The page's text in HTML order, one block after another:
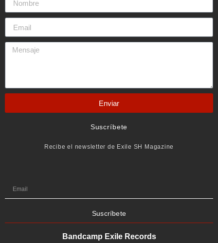
Enviar
Suscríbete
Recibe el newsletter de Exile SH Magazine
Suscríbete
Bandcamp Exile Records